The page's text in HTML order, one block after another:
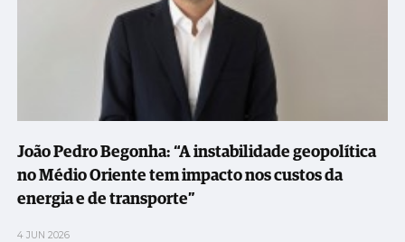
João Pedro Begonha: “A instabilidade geopolítica
no Médio Oriente tem impacto nos custos da
energia e de transporte”
4 JUN 2026